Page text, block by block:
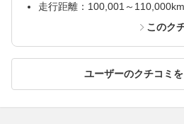
走行距離：100,001～110,000km
このク
ユーザーのクチコミ